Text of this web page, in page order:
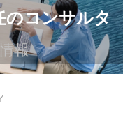
のコンサルタ
報